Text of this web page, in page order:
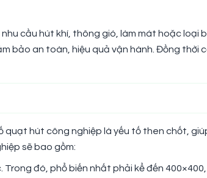
cầu hút khí, thông gió, làm mát hoặc loại
bảo an toàn, hiệu quả vận hành. Đồng thời
hút công nghiệp là yếu tố then chốt,
sẽ bao gồm:
đó, phổ biến nhất phải kể đến 400×400,